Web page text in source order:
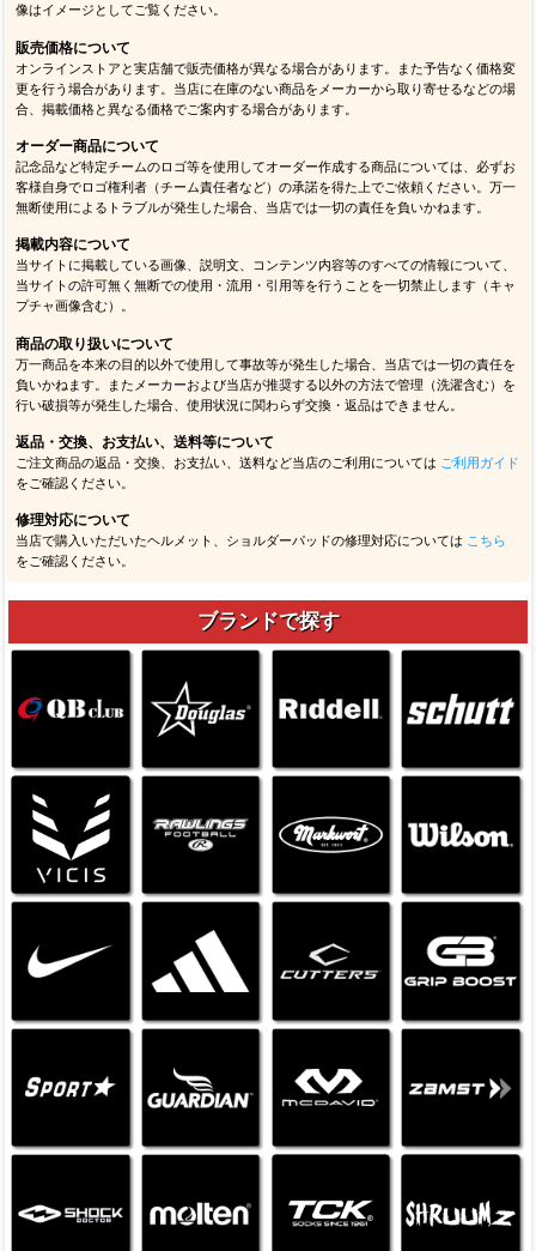
像はイメージとしてご覧ください。
販売価格について
オンラインストアと実店舗で販売価格が異なる場合があります。また予告なく価格変
更を行う場合があります。当店に在庫のない商品をメーカーから取り寄せるなどの場
合、掲載価格と異なる価格でご案内する場合があります。
オーダー商品について
記念品など特定チームのロゴ等を使用してオーダー作成する商品については、必ずお
客様自身でロゴ権利者（チーム責任者など）の承諾を得た上でご依頼ください。万一
無断使用によるトラブルが発生した場合、当店では一切の責任を負いかねます。
掲載内容について
当サイトに掲載している画像、説明文、コンテンツ内容等のすべての情報について、
当サイトの許可無く無断での使用・流用・引用等を行うことを一切禁止します（キャ
プチャ画像含む）。
商品の取り扱いについて
万一商品を本来の目的以外で使用して事故等が発生した場合、当店では一切の責任を
負いかねます。またメーカーおよび当店が推奨する以外の方法で管理（洗濯含む）を
行い破損等が発生した場合、使用状況に関わらず交換・返品はできません。
返品・交換、お支払い、送料等について
ご注文商品の返品・交換、お支払い、送料など当店のご利用については ご利用ガイド
をご確認ください。
修理対応について
当店で購入いただいたヘルメット、ショルダーパッドの修理対応については こちら
をご確認ください。
ブランドで探す